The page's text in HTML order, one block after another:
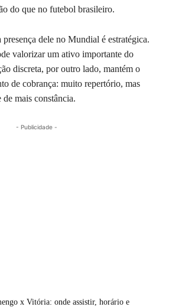
do que no futebol brasileiro.
dele no Mundial é estratégica.
valorizar um ativo importante do
discreta, por outro lado, mantém o
de cobrança: muito repertório, mas
de mais constância.
- Publicidade -
x Vitória: onde assistir, horário e